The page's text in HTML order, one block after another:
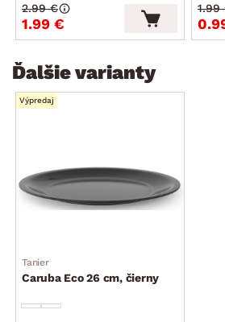
1.99 €
2.99 € 1.99
Ďalšie varianty
Výpredaj
Tanier
Caruba Eco 26 cm, čierny